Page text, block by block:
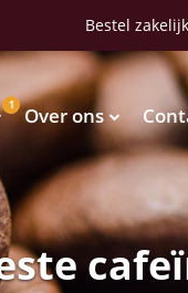
Bestel zakelijk
1 Over ons